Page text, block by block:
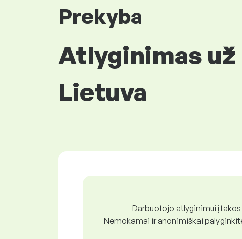
Prekyba
Atlyginimas už
Lietuva
Darbuotojo atlyginimui
Nemokamai ir anonimiškai